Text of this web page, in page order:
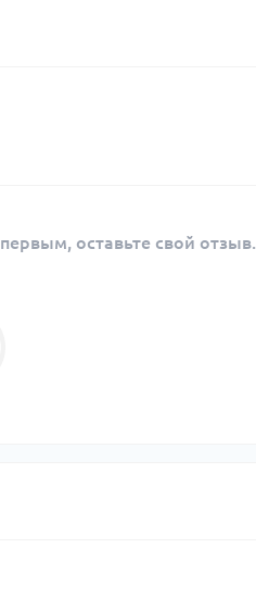
оставьте свой отзыв.